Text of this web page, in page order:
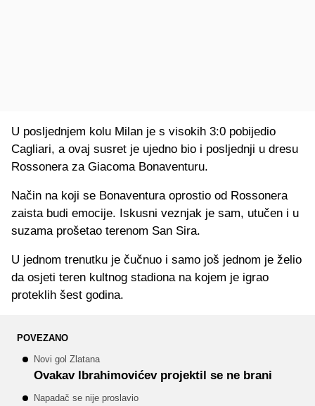
U posljednjem kolu Milan je s visokih 3:0 pobijedio
Cagliari, a ovaj susret je ujedno bio i posljednji u dresu
Rossonera za Giacoma Bonaventuru.
Način na koji se Bonaventura oprostio od Rossonera
zaista budi emocije. Iskusni veznjak je sam, utučen i u
suzama prošetao terenom San Sira.
U jednom trenutku je čučnuo i samo još jednom je želio
da osjeti teren kultnog stadiona na kojem je igrao
proteklih šest godina.
POVEZANO
Novi gol Zlatana
Ovakav Ibrahimovićev projektil se ne brani
Napadač se nije proslavio